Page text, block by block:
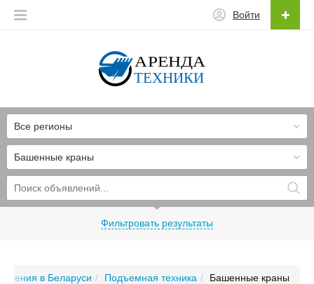
Войти
Башенные краны
Все регионы
Фильтровать результаты
в Беларуси Подъемная техника Башенные краны